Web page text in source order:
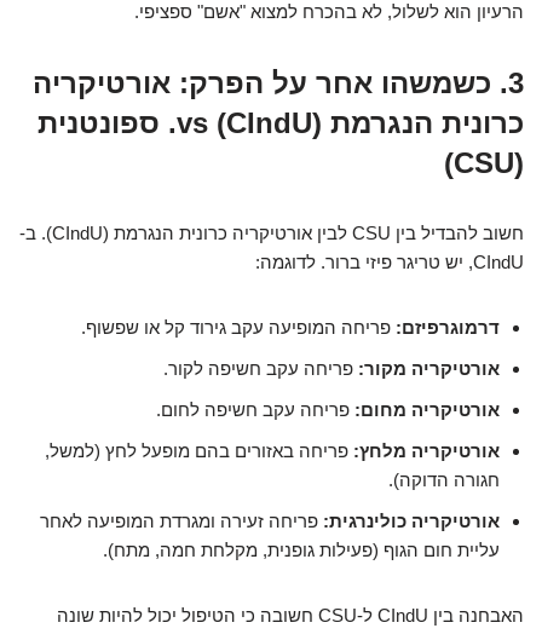
הרעיון הוא לשלול, לא בהכרח למצוא "אשם" ספציפי.
3. כשמשהו אחר על הפרק: אורטיקריה
כרונית הנגרמת (CIndU) vs. ספונטנית
(CSU)
חשוב להבדיל בין CSU לבין אורטיקריה כרונית הנגרמת (CIndU). ב-
CIndU, יש טריגר פיזי ברור. לדוגמה:
דרמוגרפיזם: פריחה המופיעה עקב גירוד קל או שפשוף.
אורטיקריה מקור: פריחה עקב חשיפה לקור.
אורטיקריה מחום: פריחה עקב חשיפה לחום.
אורטיקריה מלחץ: פריחה באזורים בהם מופעל לחץ (למשל,
חגורה הדוקה).
אורטיקריה כולינרגית: פריחה זעירה ומגרדת המופיעה לאחר
עליית חום הגוף (פעילות גופנית, מקלחת חמה, מתח).
האבחנה בין CIndU ל-CSU חשובה כי הטיפול יכול להיות שונה